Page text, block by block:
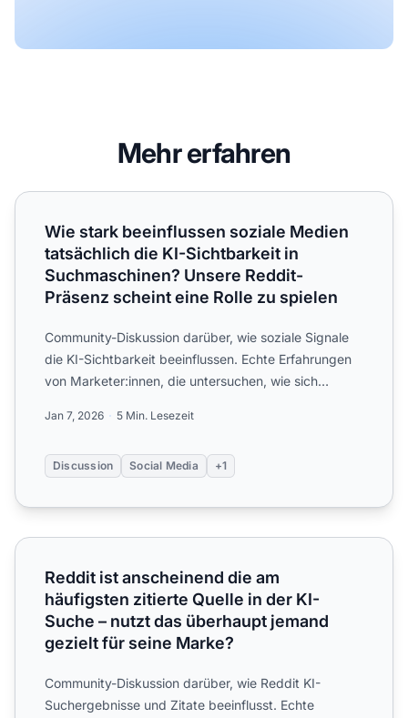
Mehr erfahren
Wie stark beeinflussen soziale Medien tatsächlich die KI-
Wie stark beeinflussen soziale Medien
tatsächlich die KI-Sichtbarkeit in
Suchmaschinen? Unsere Reddit-
Präsenz scheint eine Rolle zu spielen
Community-Diskussion darüber, wie soziale Signale
die KI-Sichtbarkeit beeinflussen. Echte Erfahrungen
von Marketer:innen, die untersuchen, wie sich
Jan 7, 2026 5 Min. Lesezeit
Discussion Social Media +1
Reddit ist anscheinend die am häufigsten zitierte Quelle
Reddit ist anscheinend die am
häufigsten zitierte Quelle in der KI-
Suche – nutzt das überhaupt jemand
gezielt für seine Marke?
Community-Diskussion darüber, wie Reddit KI-
Suchergebnisse und Zitate beeinflusst. Echte